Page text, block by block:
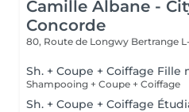
Camille Albane -
Concorde
80, Route de Longwy Bertrange
Sh. + Coupe + Coiffage Fille
Shampooing + Coupe + Coiffage
Sh. + Coupe + Coiffage